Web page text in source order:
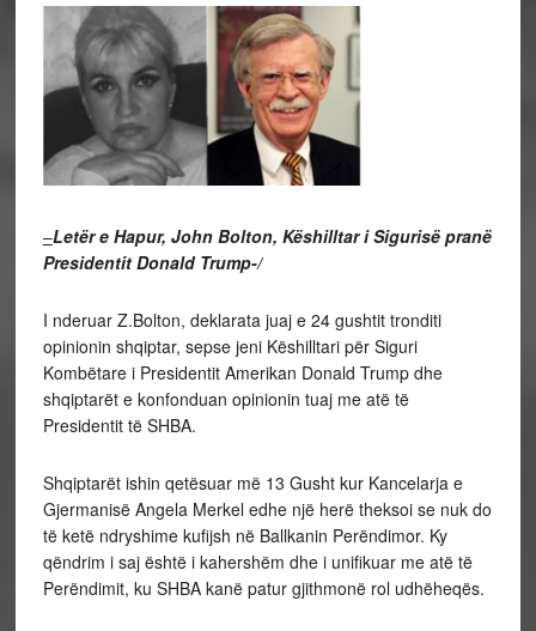
–Letër e Hapur, John Bolton, Këshilltar i Sigurisë pranë
Presidentit Donald Trump-/
I nderuar Z.Bolton, deklarata juaj e 24 gushtit tronditi
opinionin shqiptar, sepse jeni Këshilltari për Siguri
Kombëtare i Presidentit Amerikan Donald Trump dhe
shqiptarët e konfonduan opinionin tuaj me atë të
Presidentit të SHBA.
Shqiptarët ishin qetësuar më 13 Gusht kur Kancelarja e
Gjermanisë Angela Merkel edhe një herë theksoi se nuk do
të ketë ndryshime kufijsh në Ballkanin Perëndimor. Ky
qëndrim i saj është i kahershëm dhe i unifikuar me atë të
Perëndimit, ku SHBA kanë patur gjithmonë rol udhëheqës.